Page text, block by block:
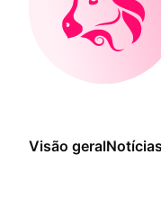
Visão geralNotícias